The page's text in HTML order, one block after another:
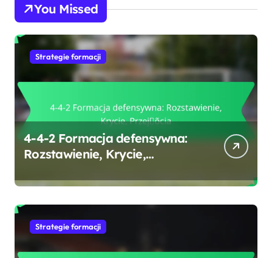
You Missed
Strategie formacji
4-4-2 Formacja defensywna:
Rozstawienie, Krycie,
Strategie formacji